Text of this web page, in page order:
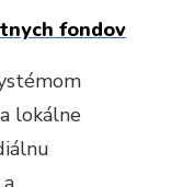
fondov
lokálne